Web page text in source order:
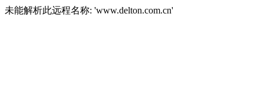
未能解析此远程名称: 'www.delton.com.cn'